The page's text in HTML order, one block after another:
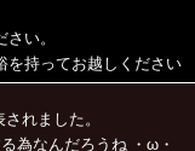
い。
持ってお越しください
れました。
為なんだろうね ・ω・